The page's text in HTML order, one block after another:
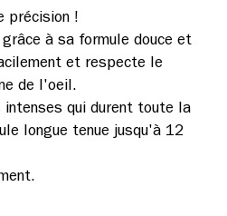
précision !
à sa formule douce et
et respecte le
de l'oeil.
intenses qui durent toute la
longue tenue jusqu'à 12